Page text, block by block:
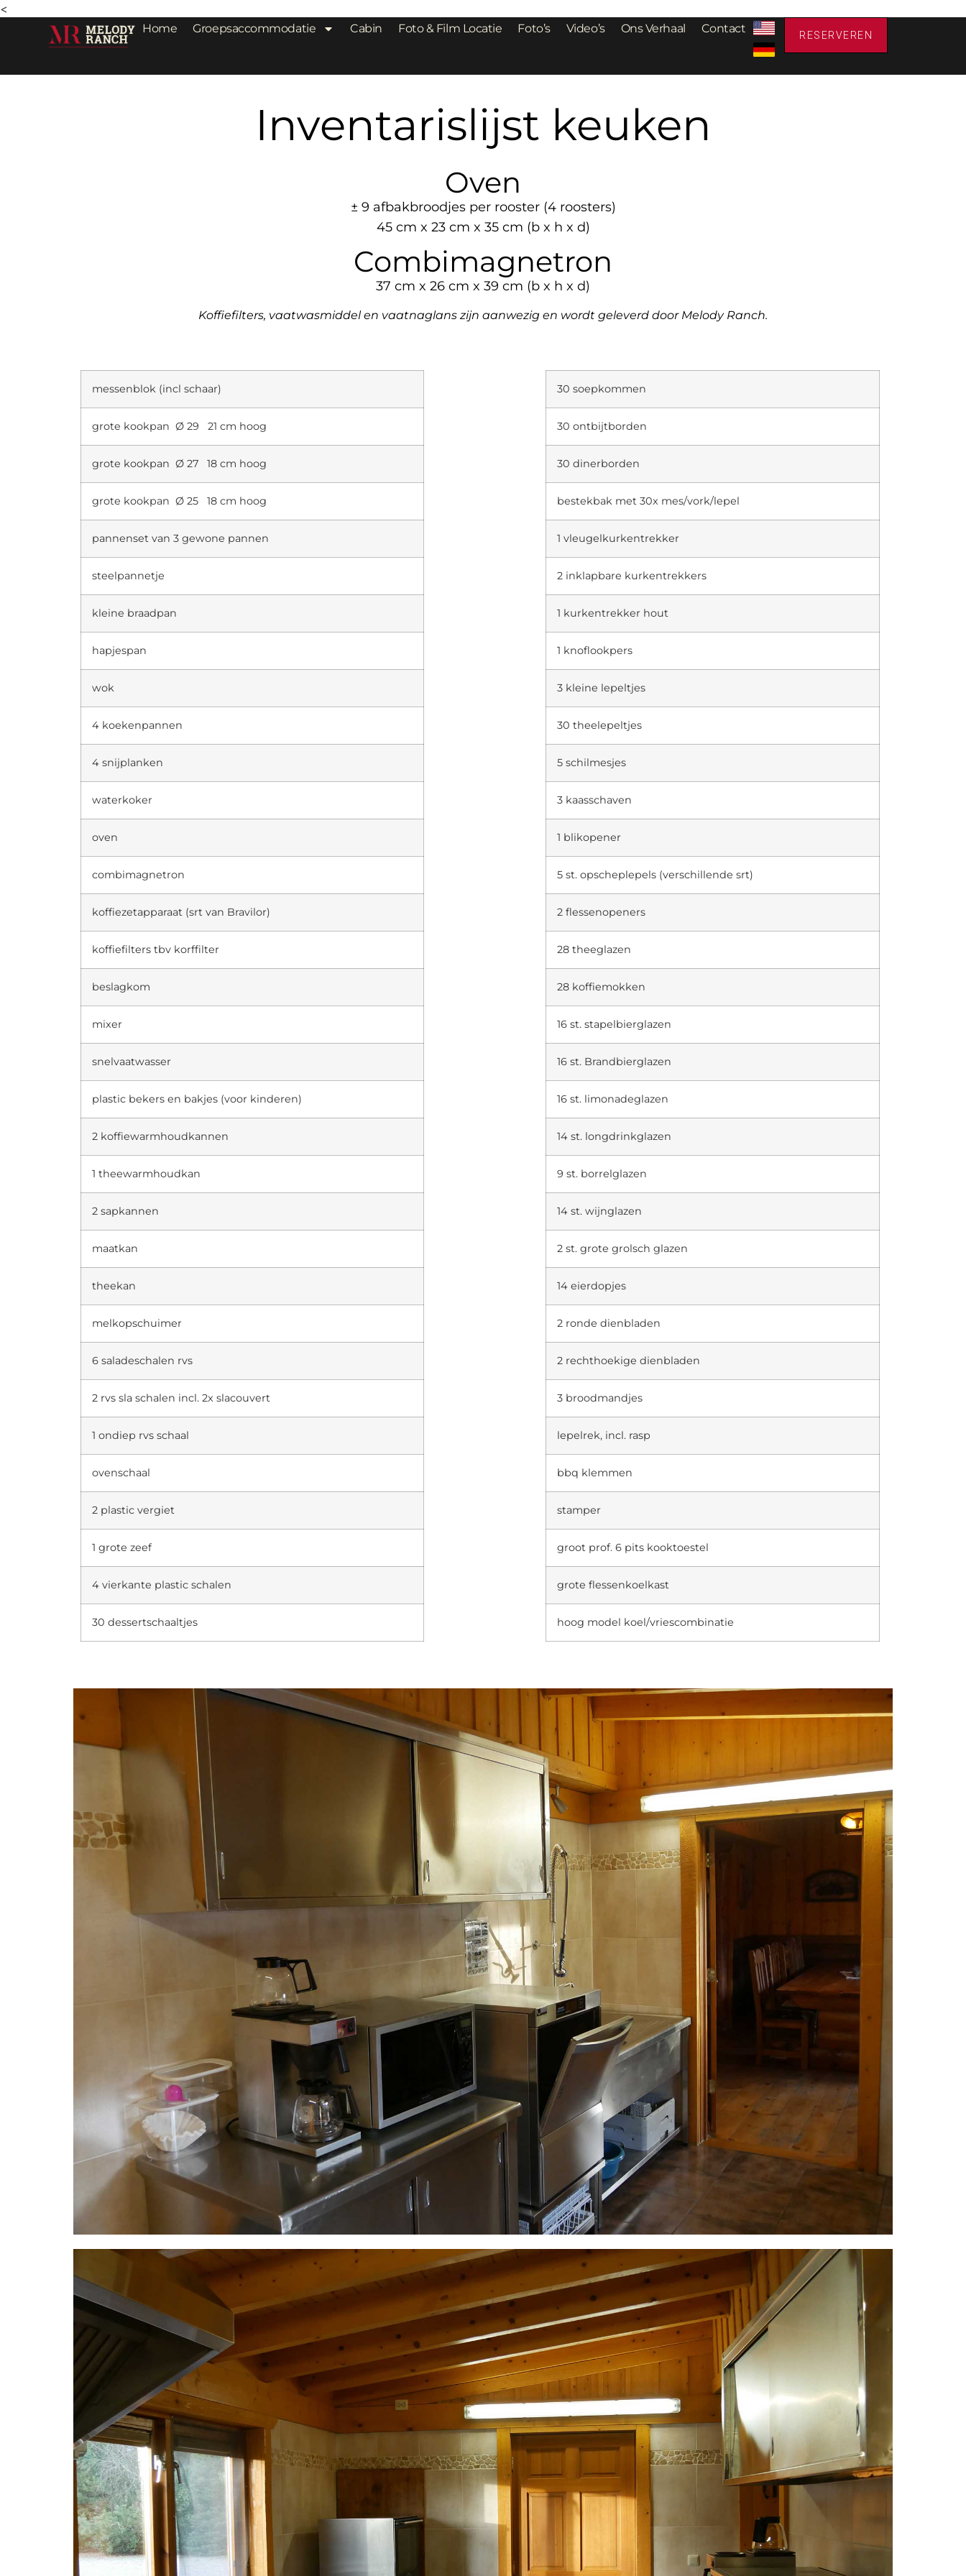
<
Home Groepsaccommodatie Cabin Foto & Film Locatie Foto’s Video’s Ons Verhaal Contact RESERVEREN
Inventarislijst keuken
Oven
± 9 afbakbroodjes per rooster (4 roosters)
45 cm x 23 cm x 35 cm (b x h x d)
Combimagnetron
37 cm x 26 cm x 39 cm (b x h x d)
Koffiefilters, vaatwasmiddel en vaatnaglans zijn aanwezig en wordt geleverd door Melody Ranch.
messenblok (incl schaar)
grote kookpan Ø 29 21 cm hoog
grote kookpan Ø 27 18 cm hoog
grote kookpan Ø 25 18 cm hoog
pannenset van 3 gewone pannen
steelpannetje
kleine braadpan
hapjespan
wok
4 koekenpannen
4 snijplanken
waterkoker
oven
combimagnetron
koffiezetapparaat (srt van Bravilor)
koffiefilters tbv korffilter
beslagkom
mixer
snelvaatwasser
plastic bekers en bakjes (voor kinderen)
2 koffiewarmhoudkannen
1 theewarmhoudkan
2 sapkannen
maatkan
theekan
melkopschuimer
6 saladeschalen rvs
2 rvs sla schalen incl. 2x slacouvert
1 ondiep rvs schaal
ovenschaal
2 plastic vergiet
1 grote zeef
4 vierkante plastic schalen
30 dessertschaaltjes
30 soepkommen
30 ontbijtborden
30 dinerborden
bestekbak met 30x mes/vork/lepel
1 vleugelkurkentrekker
2 inklapbare kurkentrekkers
1 kurkentrekker hout
1 knoflookpers
3 kleine lepeltjes
30 theelepeltjes
5 schilmesjes
3 kaasschaven
1 blikopener
5 st. opscheplepels (verschillende srt)
2 flessenopeners
28 theeglazen
28 koffiemokken
16 st. stapelbierglazen
16 st. Brandbierglazen
16 st. limonadeglazen
14 st. longdrinkglazen
9 st. borrelglazen
14 st. wijnglazen
2 st. grote grolsch glazen
14 eierdopjes
2 ronde dienbladen
2 rechthoekige dienbladen
3 broodmandjes
lepelrek, incl. rasp
bbq klemmen
stamper
groot prof. 6 pits kooktoestel
grote flessenkoelkast
hoog model koel/vriescombinatie